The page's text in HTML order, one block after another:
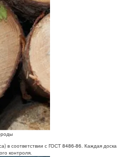
в соответствии с ГОСТ 8486-86. Каждая доска
контроля.